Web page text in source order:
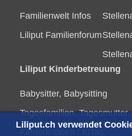
Familienwelt Infos
Liliput Familienforum
Liliput Kinderbetreuung
Babysitter, Babysitting
Tagesfamilien, Tagesmutter
Kinderkrippen / KiTas
Liliput.ch verwendet